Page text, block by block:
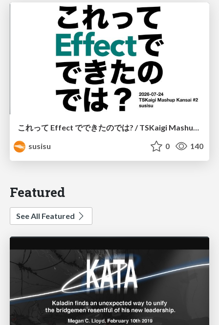
これって Effect でできたのでは? / TSKaigi Mashup Kansai #2
susisu
0 140
Featured
See All Featured